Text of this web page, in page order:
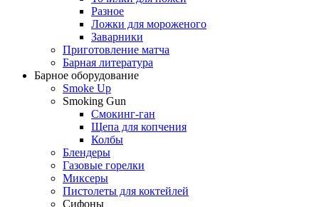
Разное
Ложки для мороженого
Заварники
Приготовление матча
Барная литература
Барное оборудование
Smoke Up
Smoking Gun
Смокинг-ган
Щепа для копчения
Колбы
Блендеры
Газовые горелки
Миксеры
Пистолеты для коктейлей
Сифоны